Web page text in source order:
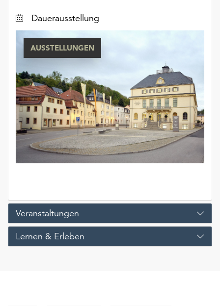
Dauerausstellung
AUSSTELLUNGEN
Veranstaltungen
Lernen & Erleben